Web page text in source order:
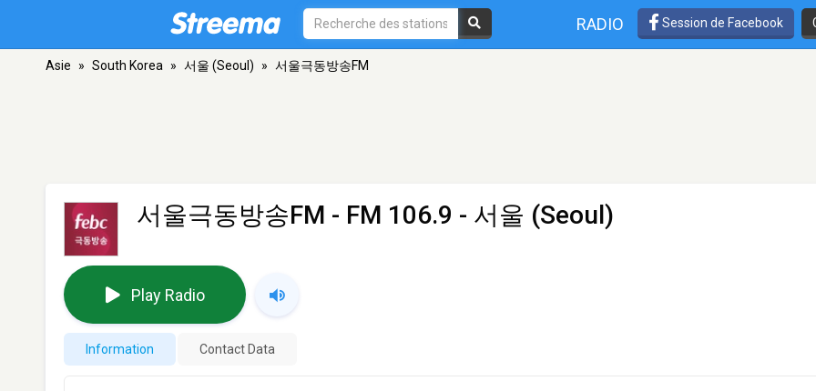
RADIO Session de Facebook
Asie » South Korea » 서울 (Seoul) » 서울극동방송FM
서울극동방송FM - FM 106.9 - 서울 (Seoul)
Play Radio
Information Contact Data